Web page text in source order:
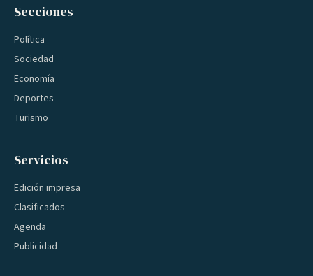
Secciones
Política
Sociedad
Economía
Deportes
Turismo
Servicios
Edición impresa
Clasificados
Agenda
Publicidad